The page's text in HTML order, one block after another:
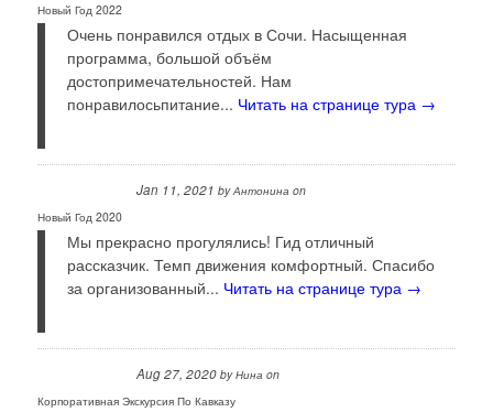
Новый Год 2022
Очень понравился отдых в Сочи. Насыщенная
программа, большой объём
достопримечательностей. Нам
понравилосьпитание... Читать на странице тура →
Jan 11, 2021 byАнтонина on
Новый Год 2020
Мы прекрасно прогулялись! Гид отличный
рассказчик. Темп движения комфортный. Спасибо
за организованный... Читать на странице тура →
Aug 27, 2020byНина on
Корпоративная Экскурсия По Кавказу